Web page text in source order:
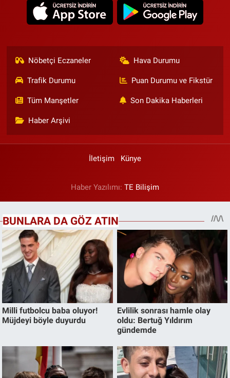
Nöbetçi Eczaneler Hava Durumu
Trafik Durumu Puan Durumu ve Fikstür
Tüm Manşetler Son Dakika Haberleri
Haber Arşivi
İletişim Künye
Haber Yazılımı: TE Bilişim